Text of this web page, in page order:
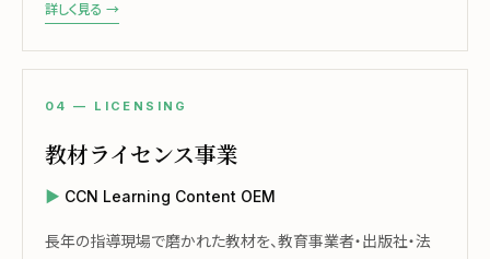
詳しく見る →
04 — LICENSING
教材ライセンス事業
CCN Learning Content OEM
長年の指導現場で磨かれた教材を、教育事業者・出版社・法